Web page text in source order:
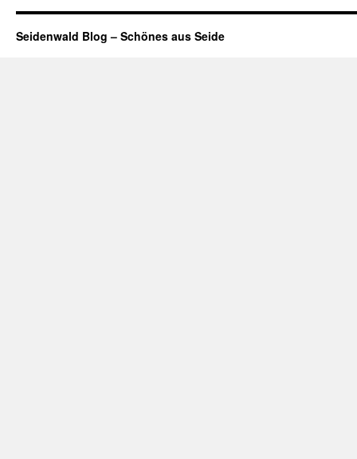
Seidenwald Blog – Schönes aus Seide